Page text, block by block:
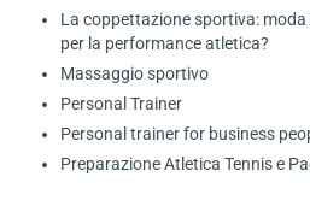
La coppettazione sportiva:
per la performance atletica?
Massaggio sportivo
Personal Trainer
Personal trainer for business
Preparazione Atletica Tennis e